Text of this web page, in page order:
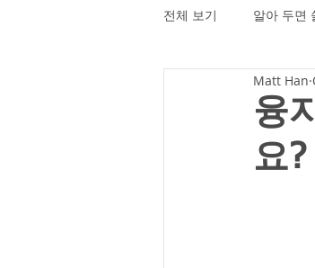
전체 보기 알아 두면
융
요?
Matt Han